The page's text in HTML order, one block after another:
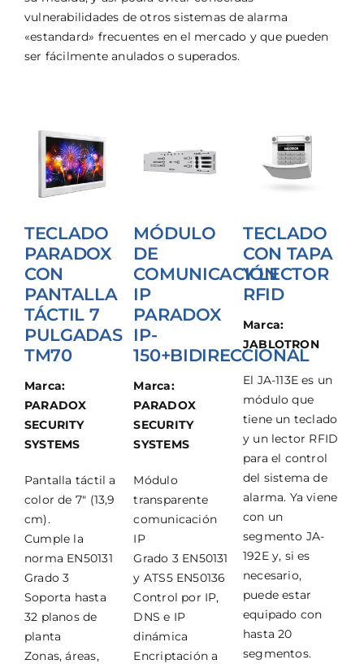
vulnerabilidades de otros sistemas de alarma
«estandard» frecuentes en el mercado y que pueden
ser fácilmente anulados o superados.
TECLADO
PARADOX
CON
PANTALLA
TÁCTIL 7
PULGADAS
TM70
Marca:
PARADOX
SECURITY
SYSTEMS
Pantalla táctil a
color de 7″ (13,9
cm).
Cumple la
norma EN50131
Grado 3
Soporta hasta
32 planos de
planta
Zonas, áreas,
MÓDULO
DE
COMUNICACIÓN
IP
PARADOX
IP-
150+BIDIRECCIONAL
Marca:
PARADOX
SECURITY
SYSTEMS
Módulo
transparente
comunicación
IP
Grado 3 EN50131
y ATS5 EN50136
Control por IP,
DNS e IP
dinámica
Encriptación a
TECLADO
CON TAPA
Y LECTOR
RFID
Marca:
JABLOTRON
El JA-113E es un
módulo que
tiene un teclado
y un lector RFID
para el control
del sistema de
alarma. Ya viene
con un
segmento JA-
192E y, si es
necesario,
puede estar
equipado con
hasta 20
segmentos.